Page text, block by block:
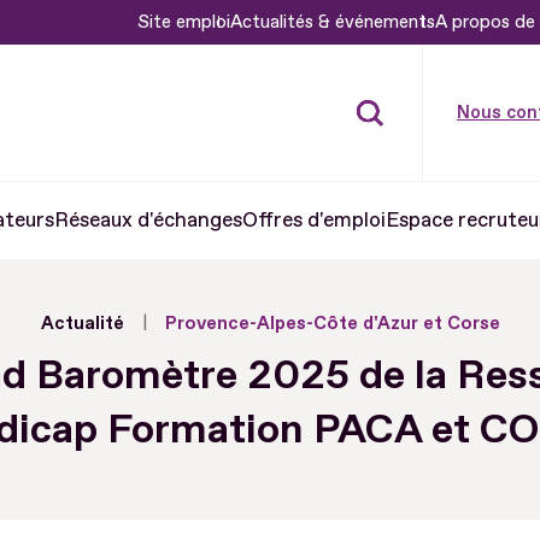
Site emploiActualités & événementsA propos de
Nous
Réseaux d'échangesOffres d'emploiEspace
Actualité Provence-Alpes-Côte d'Azur et Corse
Baromètre 2025 de la
Formation PACA et